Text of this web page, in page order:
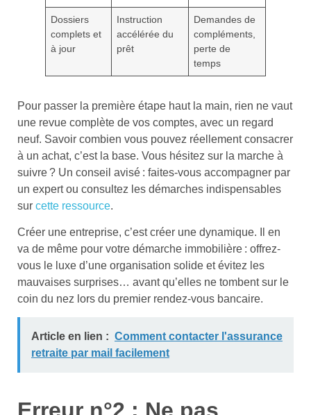
Dossiers
complets et
à jour
Instruction
accélérée du
prêt
Demandes de
compléments,
perte de
temps
Pour passer la première étape haut la main, rien ne vaut
une revue complète de vos comptes, avec un regard
neuf. Savoir combien vous pouvez réellement consacrer
à un achat, c’est la base. Vous hésitez sur la marche à
suivre ? Un conseil avisé : faites-vous accompagner par
un expert ou consultez les démarches indispensables
sur cette ressource.
Créer une entreprise, c’est créer une dynamique. Il en
va de même pour votre démarche immobilière : offrez-
vous le luxe d’une organisation solide et évitez les
mauvaises surprises… avant qu’elles ne tombent sur le
coin du nez lors du premier rendez-vous bancaire.
Article en lien : Comment contacter l'assurance
retraite par mail facilement